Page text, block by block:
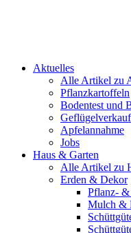
Aktuelles
Alle Artikel zu
Pflanzkartoffeln
Bodentest und
Geflügelverkauf
Apfelannahme
Jobs
Haus & Garten
Alle Artikel zu
Erden & Dekor
Pflanz-
Mulch &